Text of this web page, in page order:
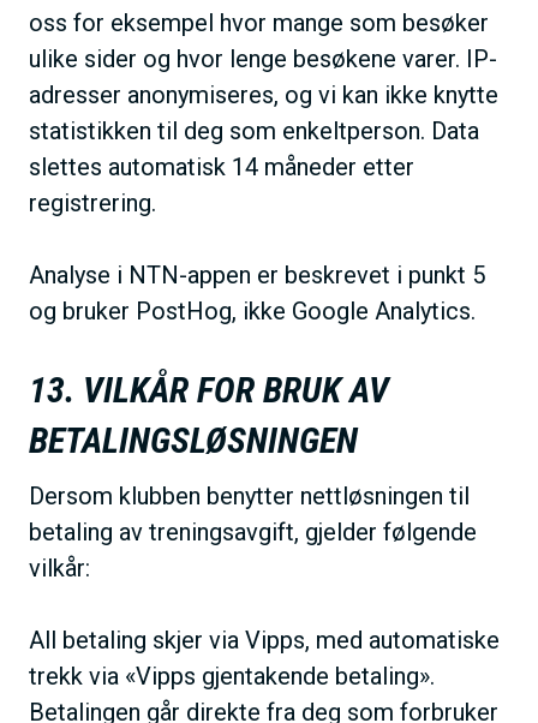
oss for eksempel hvor mange som besøker
ulike sider og hvor lenge besøkene varer. IP-
adresser anonymiseres, og vi kan ikke knytte
statistikken til deg som enkeltperson. Data
slettes automatisk 14 måneder etter
registrering.
Analyse i NTN-appen er beskrevet i punkt 5
og bruker PostHog, ikke Google Analytics.
13. VILKÅR FOR BRUK AV
BETALINGSLØSNINGEN
Dersom klubben benytter nettløsningen til
betaling av treningsavgift, gjelder følgende
vilkår:
All betaling skjer via Vipps, med automatiske
trekk via «Vipps gjentakende betaling».
Betalingen går direkte fra deg som forbruker